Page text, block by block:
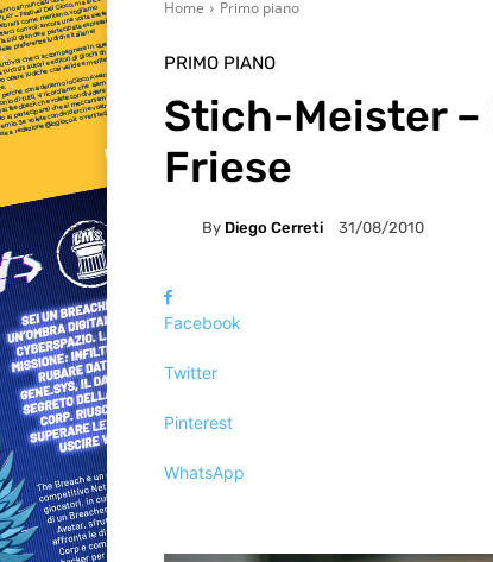
Home Primo piano
PRIMO PIANO
Stich-Meister
Friese
By Diego Cerreti 31/08/2010
Facebook
Twitter
Pinterest
WhatsApp